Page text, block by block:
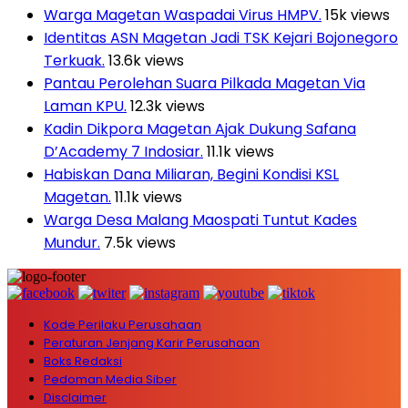
Warga Magetan Waspadai Virus HMPV. 15k views
Identitas ASN Magetan Jadi TSK Kejari Bojonegoro
Terkuak. 13.6k views
Pantau Perolehan Suara Pilkada Magetan Via
Laman KPU. 12.3k views
Kadin Dikpora Magetan Ajak Dukung Safana
D’Academy 7 Indosiar. 11.1k views
Habiskan Dana Miliaran, Begini Kondisi KSL
Magetan. 11.1k views
Warga Desa Malang Maospati Tuntut Kades
Mundur. 7.5k views
Kode Perilaku Perusahaan
Peraturan Jenjang Karir Perusahaan
Boks Redaksi
Pedoman Media Siber
Disclaimer